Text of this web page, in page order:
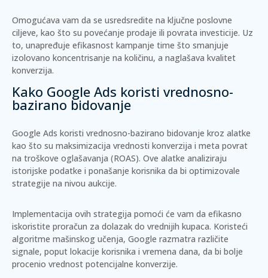
Omogućava vam da se usredsredite na ključne poslovne
ciljeve, kao što su povećanje prodaje ili povrata investicije. Uz
to, unapređuje efikasnost kampanje time što smanjuje
izolovano koncentrisanje na količinu, a naglašava kvalitet
konverzija.
Kako Google Ads koristi vrednosno-
bazirano bidovanje
Google Ads koristi vrednosno-bazirano bidovanje kroz alatke
kao što su maksimizacija vrednosti konverzija i meta povrat
na troškove oglašavanja (ROAS). Ove alatke analiziraju
istorijske podatke i ponašanje korisnika da bi optimizovale
strategije na nivou aukcije.
Implementacija ovih strategija pomoći će vam da efikasno
iskoristite proračun za dolazak do vrednijih kupaca. Koristeći
algoritme mašinskog učenja, Google razmatra različite
signale, poput lokacije korisnika i vremena dana, da bi bolje
procenio vrednost potencijalne konverzije.